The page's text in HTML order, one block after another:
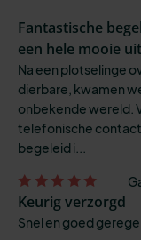
Fantastische
een hele mooie
Na een plotselinge
dierbare, kwamen
onbekende wereld.
telefonische
begeleid i...
Keurig verzorgd
Snel en goed